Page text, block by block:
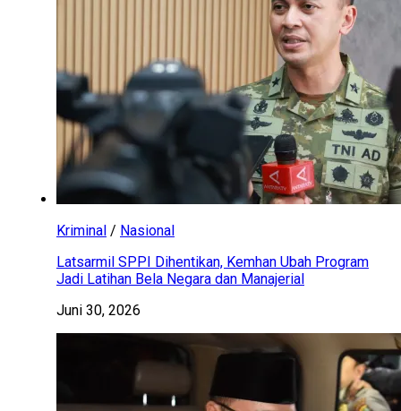
Kriminal / Nasional
Latsarmil SPPI Dihentikan, Kemhan Ubah Program
Jadi Latihan Bela Negara dan Manajerial
Juni 30, 2026